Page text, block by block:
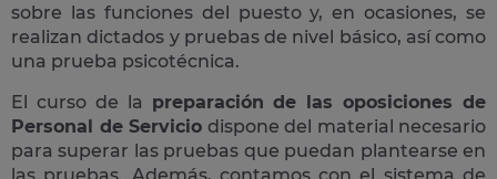
sobre las funciones del puesto y, en ocasiones, se
realizan dictados y pruebas de nivel básico, así como
una prueba psicotécnica.
El curso de la preparación de las oposiciones de
Personal de Servicio dispone del material necesario
para superar las pruebas que puedan plantearse en